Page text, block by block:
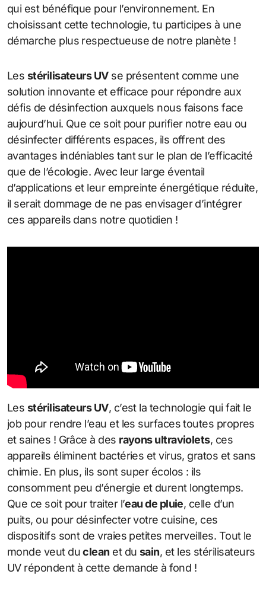
qui est bénéfique pour l’environnement. En
choisissant cette technologie, tu participes à une
démarche plus respectueuse de notre planète !
Les stérilisateurs UVse présentent comme une
solution innovante et efficace pour répondre aux
défis de désinfection auxquels nous faisons face
aujourd’hui. Que ce soit pour purifier notre eau ou
désinfecter différents espaces, ils offrent des
avantages indéniables tant sur le plan de l’efficacité
que de l’écologie. Avec leur large éventail
d’applications et leur empreinte énergétique réduite,
il serait dommage de ne pas envisager d’intégrer
ces appareils dans notre quotidien !
Les stérilisateurs UV, c’est la technologie qui fait le
job pour rendre l’eau et les surfaces toutes propres
et saines ! Grâce à des rayons ultraviolets, ces
appareils éliminent bactéries et virus, gratos et sans
chimie. En plus, ils sont super écolos : ils
consomment peu d’énergie et durent longtemps.
Que ce soit pour traiter l’eau de pluie, celle d’un
puits, ou pour désinfecter votre cuisine, ces
dispositifs sont de vraies petites merveilles. Tout le
monde veut duclean et du sain, et les stérilisateurs
UV répondent à cette demande à fond !